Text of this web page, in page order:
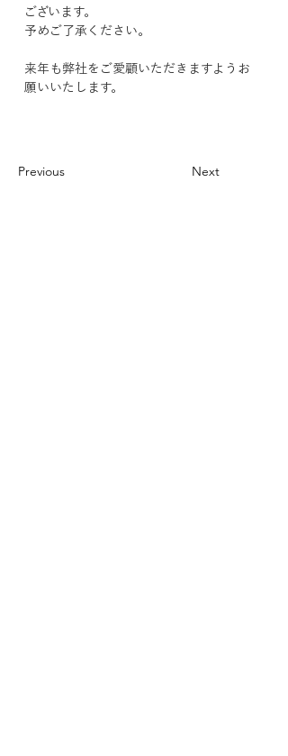
ございます。
予めご了承ください。
来年も弊社をご愛顧いただきますようお
願いいたします。
Previous Next